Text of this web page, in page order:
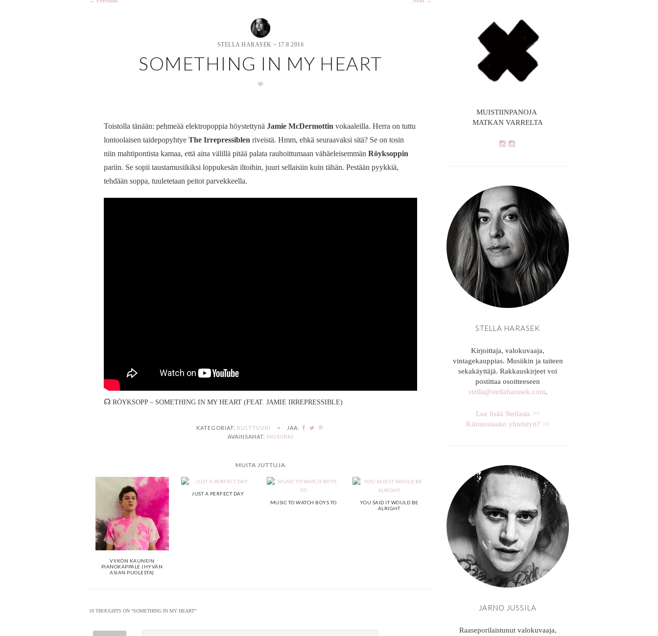
STELLA HARASEK ~ 17.8.2016
SOMETHING IN MY HEART
Toistolla tänään: pehmeää elektropoppia höystettynä Jamie McDermottin vokaaleilla. Herra on tuttu
lontoolaisen taidepopyhtye The Irrepressiblen riveistä. Hmm, ehkä seuraavaksi sitä? Se on tosin
niin mahtipontista kamaa, että aina välillä pitää palata rauhoittumaan vähäeleisemmän Röyksoppin
pariin. Se sopii taustamusiikiksi loppukesän iltoihin, juuri sellaisiin kuin tähän. Pestään pyykkiä,
tehdään soppa, tuuletetaan peitot parvekkeella.
☊ RÖYKSOPP – SOMETHING IN MY HEART (FEAT. JAMIE IRREPRESSIBLE)
KATEGORIAT: KULTTUURI ~
JAA:
AVAINSANAT: MUSIIKKI
MUITA JUTTUJA
VIIKON KAUNEIN
PIANOKAPPALE (HYVÄN
ASIAN PUOLESTA)
JUST A PERFECT DAY
MUSIC TO WATCH BOYS TO
YOU SAID IT WOULD BE
ALRIGHT
10 THOUGHTS ON “SOMETHING IN MY HEART”
MUISTIINPANOJA
MATKAN VARRELTA
STELLA HARASEK
Kirjoittaja, valokuvaaja,
vintagekauppias. Musiikin ja taiteen
sekakäyttäjä. Rakkauskirjeet voi
postittaa osoitteeseen
stella@stellaharasek.com.
Lue lisää Stellasta >>
Kiinnostaako yhteistyö? >>
JARNO JUSSILA
Raaseporilaistunut valokuvaaja,